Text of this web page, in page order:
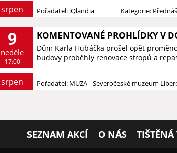
srpen Pořadatel: iQlandia Kategorie:
9
neděle
17:00
srpen
KOMENTOVANÉ PROHLÍDKY V
Dům Karla Hubáčka prošel opět
budovy proběhly renovace stropů a
Pořadatel: MUZA - Severočeské muzeum
SEZNAM AKCÍ O NÁS TIŠTĚNÁ